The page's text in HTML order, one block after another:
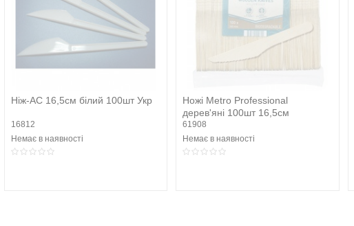
Ніж-АС 16,5см білий 100шт Укр
16812
Немає в наявності
Ножі Metro Professional
дерев'яні 100шт 16,5см
61908
Немає в наявності